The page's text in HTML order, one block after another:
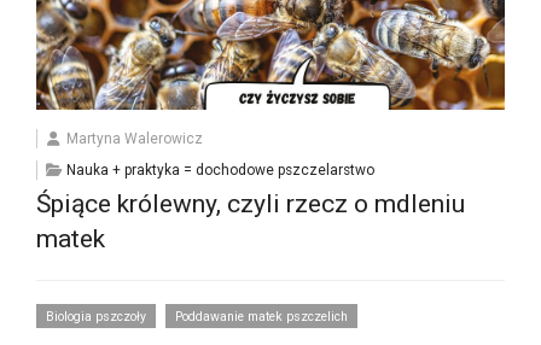
Martyna Walerowicz
Nauka + praktyka = dochodowe pszczelarstwo
Śpiące królewny, czyli rzecz o mdleniu
matek
Biologia pszczoły Poddawanie matek pszczelich